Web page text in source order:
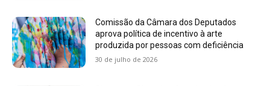
Comissão da Câmara dos Deputados
aprova política de incentivo à arte
produzida por pessoas com deficiência
30 de julho de 2026